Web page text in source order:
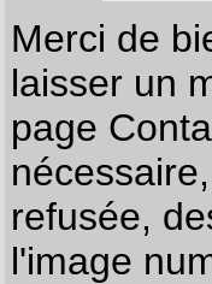
Merci de
laisser un
page
refusée,
l'image